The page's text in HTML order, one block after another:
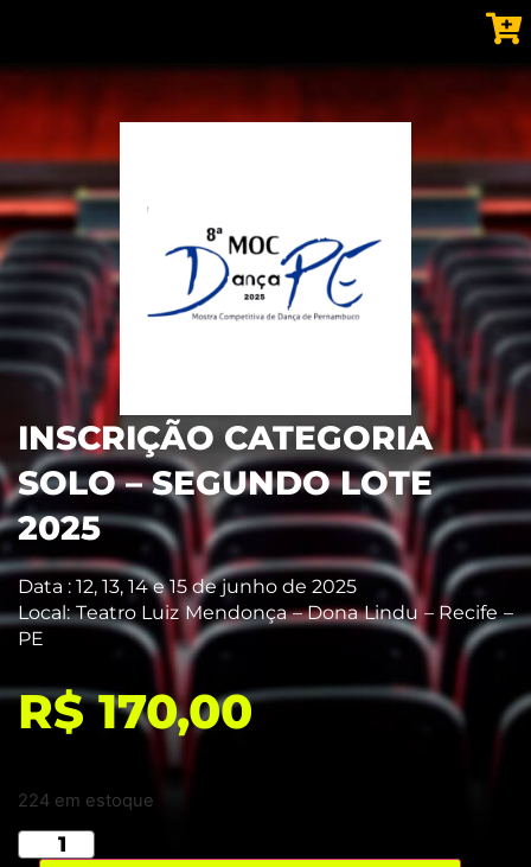
INSCRIÇÃO CATEGORIA
SOLO – SEGUNDO LOTE
2025
Data : 12, 13, 14 e 15 de junho de 2025
Local:Teatro Luiz Mendonça – Dona Lindu – Recife –
PE
R$170,00
224 em estoque